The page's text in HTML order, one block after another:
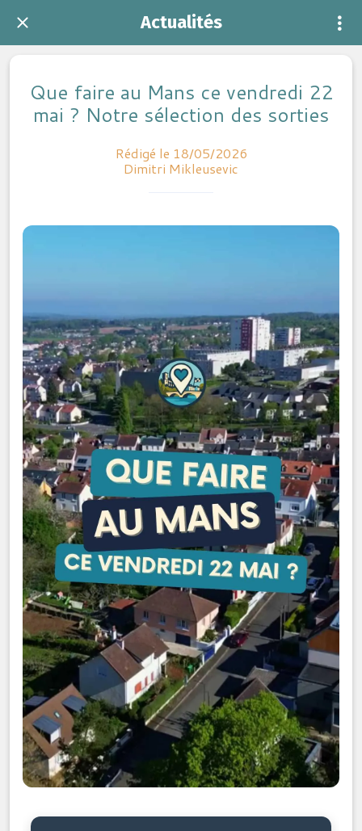
Actualités
Que faire au Mans ce vendredi 22
mai ? Notre sélection des sorties
Rédigé le 18/05/2026
Dimitri Mikleusevic